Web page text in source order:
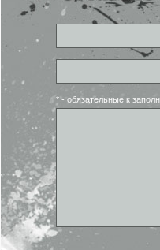
* - обязательные к